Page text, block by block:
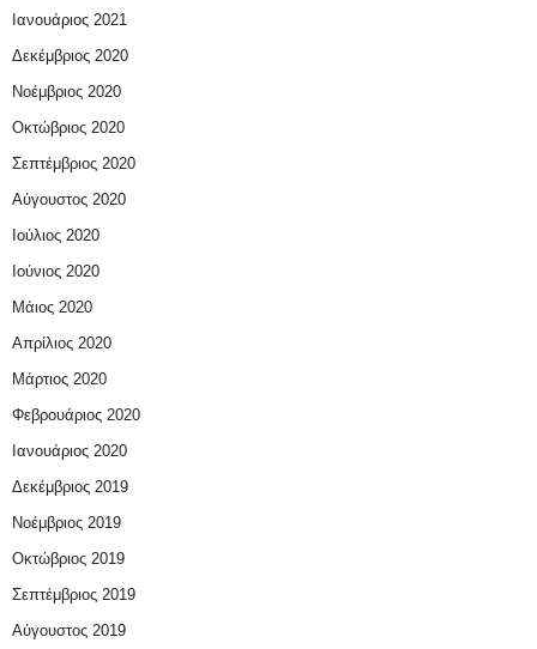
Ιανουάριος 2021
Δεκέμβριος 2020
Νοέμβριος 2020
Οκτώβριος 2020
Σεπτέμβριος 2020
Αύγουστος 2020
Ιούλιος 2020
Ιούνιος 2020
Μάιος 2020
Απρίλιος 2020
Μάρτιος 2020
Φεβρουάριος 2020
Ιανουάριος 2020
Δεκέμβριος 2019
Νοέμβριος 2019
Οκτώβριος 2019
Σεπτέμβριος 2019
Αύγουστος 2019